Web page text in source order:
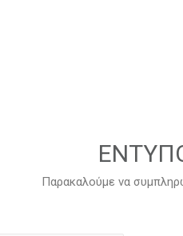
Παρακαλούμε να